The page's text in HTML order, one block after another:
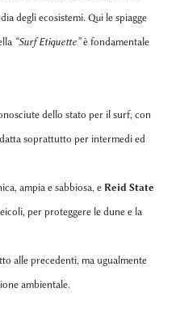
degli ecosistemi. Qui le spiagge
“Surf Etiquette”è fondamentale
dello stato per il surf, con
soprattutto per intermedi ed
ampia e sabbiosa, e Reid State
per proteggere le dune e la
alle precedenti, ma ugualmente
ambientale.